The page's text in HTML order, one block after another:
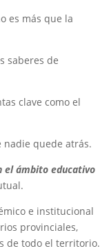
es más que la
saberes de
clave como el
nadie quede atrás.
el ámbito educativo
e institucional
provinciales,
de todo el territorio.